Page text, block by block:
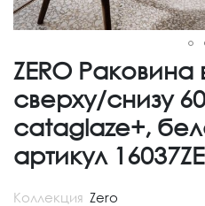
ZERO
сверху/снизу
cataglaze+,
артикул
Коллекция Zero